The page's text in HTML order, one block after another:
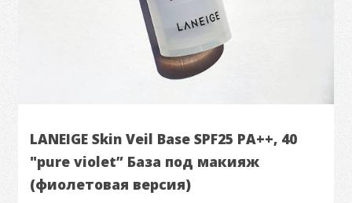
LANEIGE Skin Veil Base SPF25 PA++, 40
"pure violet” База под макияж
(фиолетовая версия)